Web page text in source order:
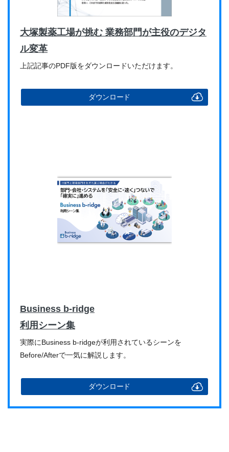
大塚製薬工場が挑む 業務部門が主役のデジタ
ル変革
上記記事のPDF版をダウンロードいただけます。
ダウンロード
Business b-ridge
利用シーン集
実際にBusiness b-ridgeが利用されているシーンを
Before/Afterで一気に解説します。
ダウンロード